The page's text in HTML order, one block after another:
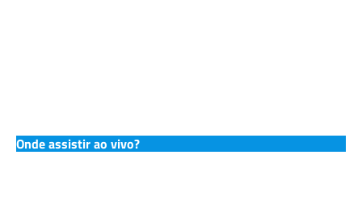
Onde assistir ao vivo?